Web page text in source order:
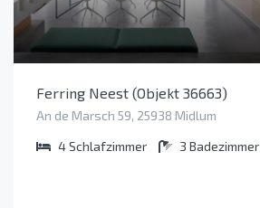
Ferring Neest (Objekt 36663)
An de Marsch 59, 25938 Midlum
4Schlafzimmer 3 Badezimmer